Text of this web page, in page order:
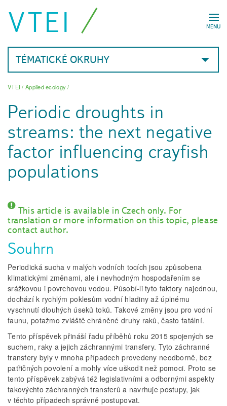
MENU
VTEI
TÉMATICKÉ OKRUHY
VTEI/ Applied ecology/
Periodic droughts in
streams: the next negative
factor influencing crayfish
populations
This article is available in Czech only. For
translation or more information on this topic, please
contact author.
Souhrn
Periodická sucha v malých vodních tocích jsou způsobena
klimatickými změnami, ale i nevhodným hospodařením se
srážkovou i povrchovou vodou. Působí­­­‑li tyto faktory najednou,
dochází k rychlým poklesům vodní hladiny až úplnému
vyschnutí dlouhých úseků toků. Takové změny jsou pro vodní
faunu, potažmo zvláště chráněné druhy raků, často fatální.
Tento příspěvek přináší řadu příběhů roku 2015 spojených se
suchem, raky a jejich záchrannými transfery. Tyto záchranné
transfery byly v mnoha případech provedeny neodborně, bez
patřičných povolení a mohly více uškodit než pomoci. Proto se
tento příspěvek zabývá též legislativními a odbornými aspekty
takovýchto záchranných transferů a navrhuje postupy, jak
v těchto případech správně postupovat.